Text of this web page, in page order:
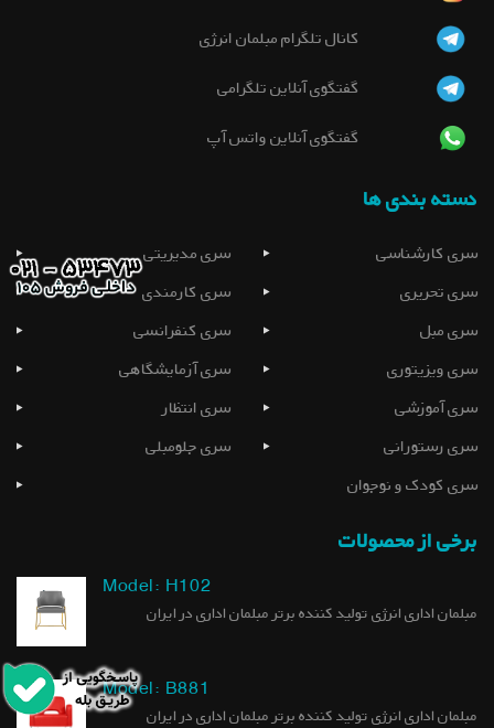
کانال تلگرام مبلمان انرژی
گفتگوی آنلاین تلگرامی
گفتگوی آنلاین واتس آپ
دسته بندی ها
سری مدیریتی
سری کارشناسی
سری کارمندی
سری تحریری
سری کنفرانسی
سری مبل
سری آزمایشگاهی
سری ویزیتوری
سری انتظار
سری آموزشی
سری جلومبلی
سری رستورانی
سری کودک و نوجوان
برخی از محصولات
Model: H102
مبلمان اداری انرژی تولید کننده برتر مبلمان اداری در ایران
Model: B881
مبلمان اداری انرژی تولید کننده برتر مبلمان اداری در ایران